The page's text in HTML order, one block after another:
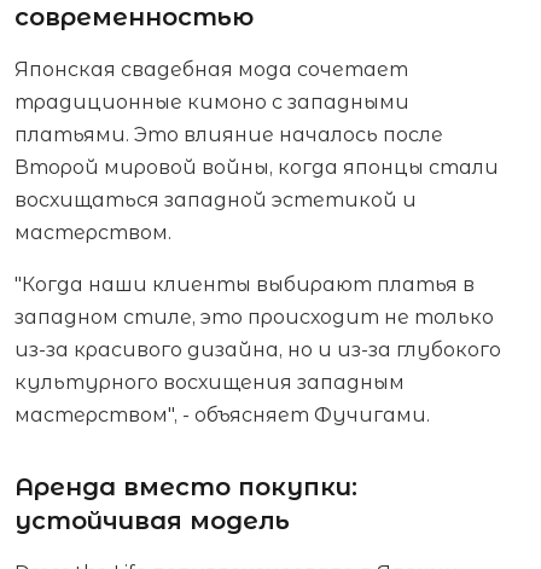
современностью
Японская свадебная мода сочетает
традиционные кимоно с западными
платьями. Это влияние началось после
Второй мировой войны, когда японцы стали
восхищаться западной эстетикой и
мастерством.
"Когда наши клиенты выбирают платья в
западном стиле, это происходит не только
из-за красивого дизайна, но и из-за глубокого
культурного восхищения западным
мастерством", - объясняет Фучигами.
Аренда вместо покупки:
устойчивая модель